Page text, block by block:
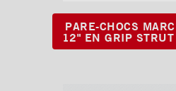
PARE-CHOCS
12" EN GRIP